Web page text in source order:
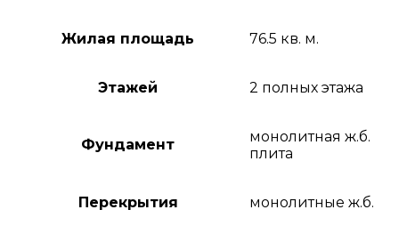
Жилая площадь 76.5 кв. м.
Этажей 2 полных этажа
Фундамент
монолитная ж.б.
плита
Перекрытия монолитные ж.б.